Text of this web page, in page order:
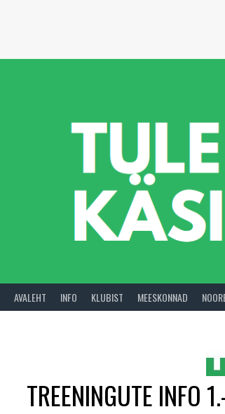
AVALEHT INFO KLUBIST MEESKONNAD
TREENINGUTE INFO